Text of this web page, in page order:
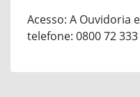
Acesso: A Ouvidoria
telefone: 0800 72